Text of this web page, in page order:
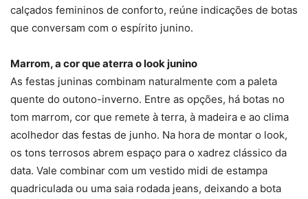
calçados femininos de conforto, reúne indicações de botas
que conversam com o espírito junino.
Marrom, a cor que aterra o look junino
As festas juninas combinam naturalmente com a paleta
quente do outono-inverno. Entre as opções, há botas no
tom marrom, cor que remete à terra, à madeira e ao clima
acolhedor das festas de junho. Na hora de montar o look,
os tons terrosos abrem espaço para o xadrez clássico da
data. Vale combinar com um vestido midi de estampa
quadriculada ou uma saia rodada jeans, deixando a bota